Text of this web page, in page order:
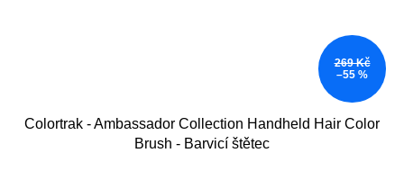
269 Kč
–55 %
Colortrak - Ambassador Collection Handheld Hair Color
Brush - Barvicí štětec